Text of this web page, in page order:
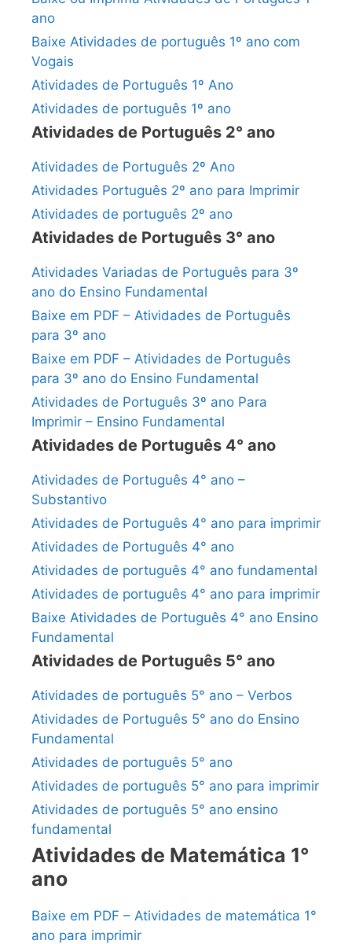
ano
Baixe Atividades de português 1º ano com
Vogais
Atividades de Português 1º Ano
Atividades de português 1º ano
Atividades de Português 2° ano
Atividades de Português 2º Ano
Atividades Português 2º ano para Imprimir
Atividades de português 2º ano
Atividades de Português 3° ano
Atividades Variadas de Português para 3º
ano do Ensino Fundamental
Baixe em PDF – Atividades de Português
para 3º ano
Baixe em PDF – Atividades de Português
para 3º ano do Ensino Fundamental
Atividades de Português 3º ano Para
Imprimir – Ensino Fundamental
Atividades de Português 4° ano
Atividades de Português 4° ano –
Substantivo
Atividades de Português 4° ano para imprimir
Atividades de Português 4° ano
Atividades de português 4° ano fundamental
Atividades de português 4° ano para imprimir
Baixe Atividades de Português 4° ano Ensino
Fundamental
Atividades de Português 5° ano
Atividades de português 5° ano – Verbos
Atividades de Português 5° ano do Ensino
Fundamental
Atividades de português 5° ano
Atividades de português 5° ano para imprimir
Atividades de português 5° ano ensino
fundamental
Atividades de Matemática 1°
ano
Baixe em PDF – Atividades de matemática 1°
ano para imprimir